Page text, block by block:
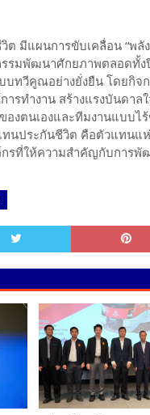
ต มีแผนการขับเคลื่อน “พ
รมพัฒนาศักยภาพตลอดทั้ง
บทวีคูณอย่างยั่งยืน โดยกิจ
รทำงาน สร้างแรงบันดา
งตนเองและทีมงานแบบไ
นประกันชีวิต คือตัวแทนแห่
รที่ให้ความสำคัญกับการ